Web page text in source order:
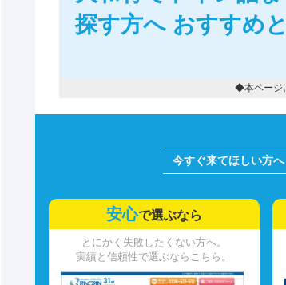
探す方へ おすすめ
◆本ページ
安心で選ぶなら
とにかく失敗したくない方へ。
実績と信頼性で選ぶならこちら。